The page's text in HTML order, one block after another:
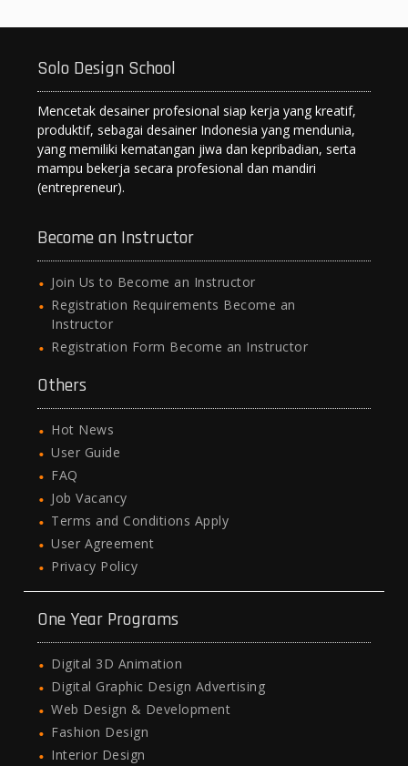
Solo Design School
Mencetak desainer profesional siap kerja yang kreatif,
produktif, sebagai desainer Indonesia yang mendunia,
yang memiliki kematangan jiwa dan kepribadian, serta
mampu bekerja secara profesional dan mandiri
(entrepreneur).
Become an Instructor
Join Us to Become an Instructor
Registration Requirements Become an
Instructor
Registration Form Become an Instructor
Others
Hot News
User Guide
FAQ
Job Vacancy
Terms and Conditions Apply
User Agreement
Privacy Policy
One Year Programs
Digital 3D Animation
Digital Graphic Design Advertising
Web Design & Development
Fashion Design
Interior Design